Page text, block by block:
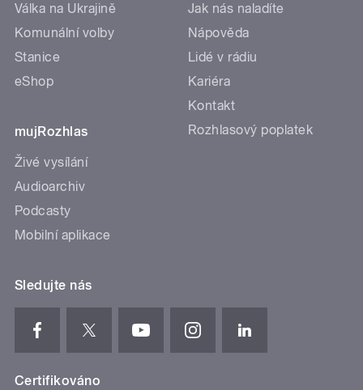
Válka na Ukrajině
Komunální volby
Stanice
eShop
mujRozhlas
Živé vysílání
Audioarchiv
Podcasty
Mobilní aplikace
Jak nás naladíte
Nápověda
Lidé v rádiu
Kariéra
Kontakt
Rozhlasový poplatek
Sledujte nás
Certifikováno